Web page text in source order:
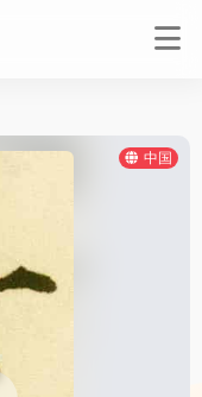
中国